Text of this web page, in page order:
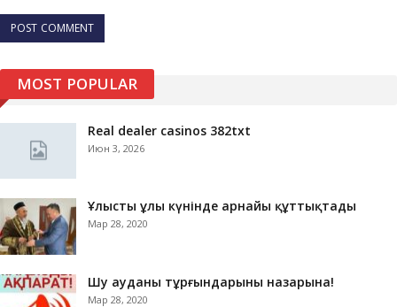
MOST POPULAR
Real dealer casinos 382txt
Июн 3, 2026
Ұлыстың ұлы күнінде арнайы құттықтады
Мар 28, 2020
Шу ауданы тұрғындарының назарына!
Мар 28, 2020